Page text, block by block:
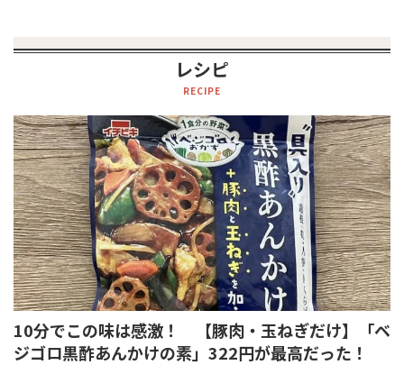
レシピ
RECIPE
10分でこの味は感激！ 【豚肉・玉ねぎだけ】「ベ
ジゴロ黒酢あんかけの素」322円が最高だった！